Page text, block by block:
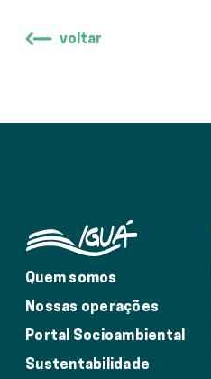
voltar
Quem somos
Nossas operações
Portal Socioambiental
Sustentabilidade